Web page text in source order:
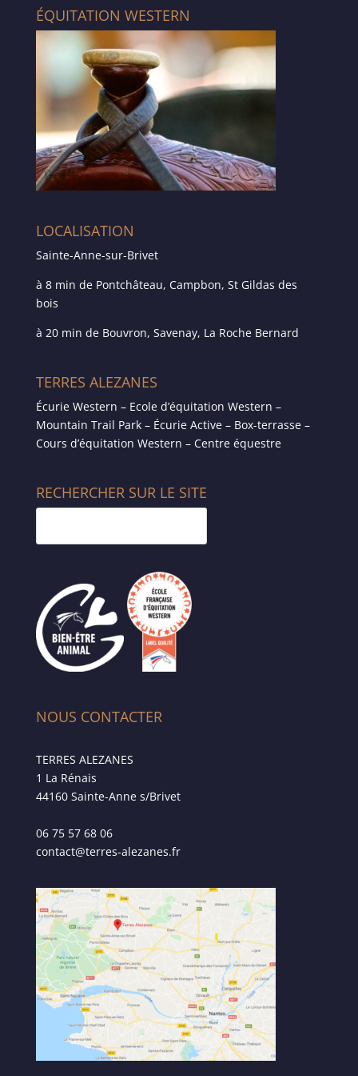
ÉQUITATION WESTERN
LOCALISATION
Sainte-Anne-sur-Brivet
à 8 min de Pontchâteau, Campbon, St Gildas des
bois
à 20 min de Bouvron, Savenay, La Roche Bernard
TERRES ALEZANES
Écurie Western – Ecole d’équitation Western –
Mountain Trail Park – Écurie Active – Box-terrasse –
Cours d’équitation Western – Centre équestre
RECHERCHER SUR LE SITE
NOUS CONTACTER
TERRES ALEZANES
1 La Rénais
44160 Sainte-Anne s/Brivet
06 75 57 68 06
contact@terres-alezanes.fr